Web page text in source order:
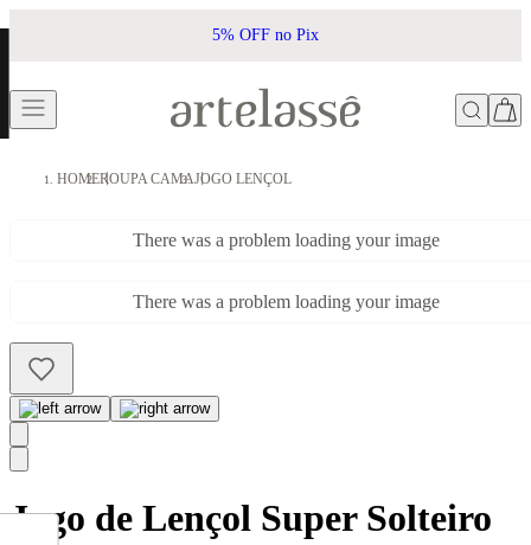
5% OFF no Pix
HOMEROUPA CAMAJOGO LENÇOL
There was a problem loading your image
There was a problem loading your image
Jogo de Lençol Super Solteiro